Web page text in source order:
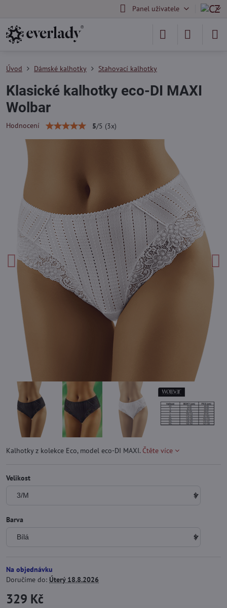
Panel uživatele
Úvod Dámské kalhotky Stahovací kalhotky
Klasické kalhotky eco-DI MAXI
Wolbar
Hodnocení 5/5 (3x)
Kalhotky z kolekce Eco, model eco-DI MAXI. Čtěte více
Velikost
Barva
Na objednávku
Doručíme do: Úterý18.8.2026
329 Kč